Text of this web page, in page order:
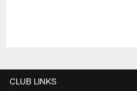
CLUB LINKS